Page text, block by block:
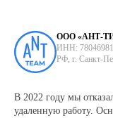
ООО «АНТ-
ИНН:
РФ, г. Санкт-
В 2022 году мы
удаленную работу.